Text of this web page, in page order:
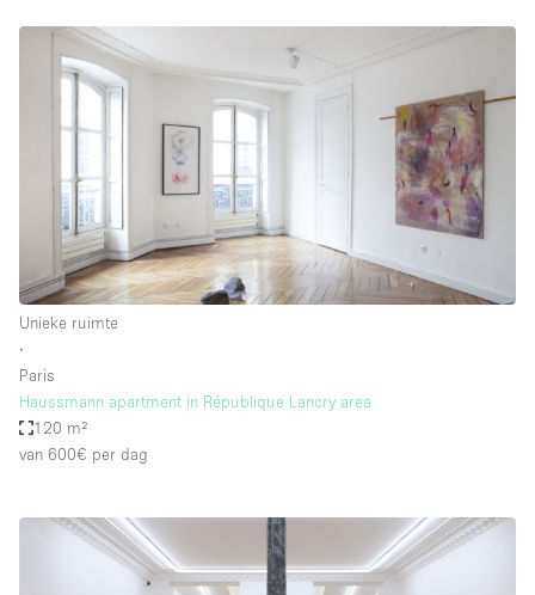
Unieke ruimte
∙
Paris
Haussmann apartment in République Lancry area
120 m²
van 600€ per dag